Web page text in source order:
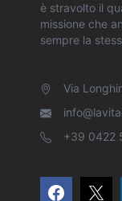
è stravolto il
missione che
sempre la
Via
+39 0422